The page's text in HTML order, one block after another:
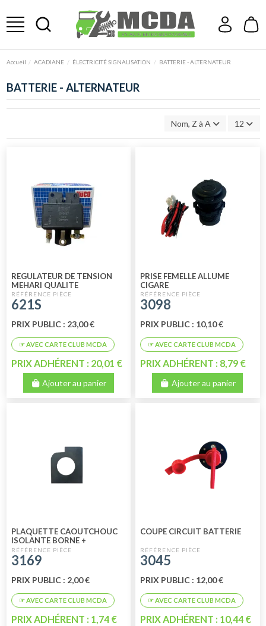
Accueil ACADIANE ÉLECTRICITÉ SIGNALISATION BATTERIE - ALTERNATEUR
BATTERIE - ALTERNATEUR
Nom, Z à A 12
REGULATEUR DE TENSION
MEHARI QUALITE
SUPERIEURE
621S
PRIX PUBLIC : 23,00 €
PRIX ADHÉRENT : 20,01 €
Ajouter au panier
PRISE FEMELLE ALLUME
CIGARE
3098
PRIX PUBLIC : 10,10 €
PRIX ADHÉRENT : 8,79 €
Ajouter au panier
PLAQUETTE CAOUTCHOUC
ISOLANTE BORNE +
3169
PRIX PUBLIC : 2,00 €
PRIX ADHÉRENT : 1,74 €
COUPE CIRCUIT BATTERIE
3045
PRIX PUBLIC : 12,00 €
PRIX ADHÉRENT : 10,44 €